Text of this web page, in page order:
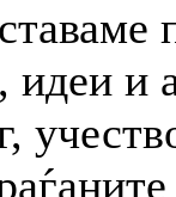
идеи и